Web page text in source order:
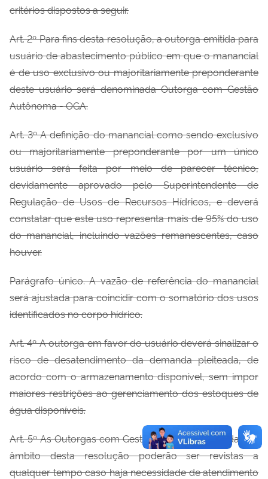
critérios dispostos a seguir.
Art. 2º Para ﬁns desta resolução, a outorga emitida para
usuário de abastecimento público em que o manancial
é de uso exclusivo ou majoritariamente preponderante
deste usuário será denominada Outorga com Gestão
Autônoma - OGA.
Art. 3º A deﬁnição do manancial como sendo exclusivo
ou majoritariamente preponderante por um único
usuário será feita por meio de parecer técnico,
devidamente aprovado pelo Superintendente de
Regulação de Usos de Recursos Hídricos, e deverá
constatar que este uso representa mais de 95% do uso
do manancial, incluindo vazões remanescentes, caso
houver.
Parágrafo único. A vazão de referência do manancial
será ajustada para coincidir com o somatório dos usos
identiﬁcados no corpo hídrico.
Art. 4º A outorga em favor do usuário deverá sinalizar o
risco de desatendimento da demanda pleiteada, de
acordo com o armazenamento disponível, sem impor
maiores restrições ao gerenciamento dos estoques de
água disponíveis.
Art. 5º As Outorgas com Gestão Autônoma emitidas no
âmbito desta resolução poderão ser revistas a
qualquer tempo caso haja necessidade de atendimento